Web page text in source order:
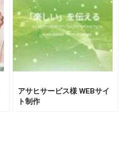
アサヒサービス様 WEBサイ
ト制作